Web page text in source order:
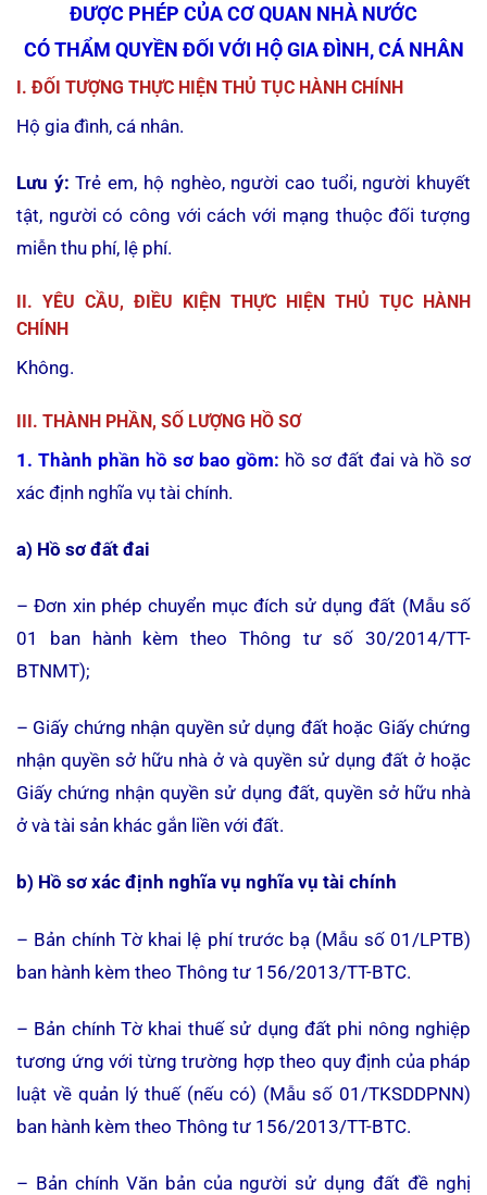
ĐƯỢC PHÉP CỦA CƠ QUAN NHÀ NƯỚC
CÓ THẨM QUYỀN ĐỐI VỚI HỘ GIA ĐÌNH, CÁ NHÂN
I. ĐỐI TƯỢNG THỰC HIỆN THỦ TỤC HÀNH CHÍNH
Hộ gia đình, cá nhân.
Lưu ý: Trẻ em, hộ nghèo, người cao tuổi, người khuyết
tật, người có công với cách với mạng thuộc đối tượng
miễn thu phí, lệ phí.
II. YÊU CẦU, ĐIỀU KIỆN THỰC HIỆN THỦ TỤC HÀNH
CHÍNH
Không.
III. THÀNH PHẦN, SỐ LƯỢNG HỒ SƠ
1. Thành phần hồ sơ bao gồm: hồ sơ đất đai và hồ sơ
xác định nghĩa vụ tài chính.
a) Hồ sơ đất đai
– Đơn xin phép chuyển mục đích sử dụng đất (Mẫu số
01 ban hành kèm theo Thông tư số 30/2014/TT-
BTNMT);
– Giấy chứng nhận quyền sử dụng đất hoặc Giấy chứng
nhận quyền sở hữu nhà ở và quyền sử dụng đất ở hoặc
Giấy chứng nhận quyền sử dụng đất, quyền sở hữu nhà
ở và tài sản khác gắn liền với đất.
b) Hồ sơ xác định nghĩa vụ nghĩa vụ tài chính
– Bản chính Tờ khai lệ phí trước bạ (Mẫu số 01/LPTB)
ban hành kèm theo Thông tư 156/2013/TT-BTC.
– Bản chính Tờ khai thuế sử dụng đất phi nông nghiệp
tương ứng với từng trường hợp theo quy định của pháp
luật về quản lý thuế (nếu có) (Mẫu số 01/TKSDDPNN)
ban hành kèm theo Thông tư 156/2013/TT-BTC.
– Bản chính Văn bản của người sử dụng đất đề nghị